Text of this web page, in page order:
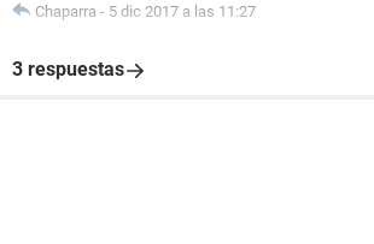
Chaparra - 5 dic 2017 a las 11:27
3 respuestas